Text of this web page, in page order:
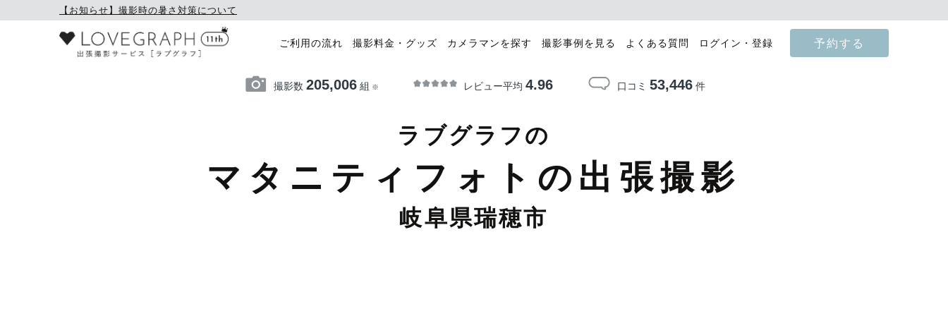
【お知らせ】撮影時の暑さ対策について
ご利用の流れ 撮影料金・グッズ カメラマンを探す 撮影事例を見る よくある質問 ログイン・登録 予約する
撮影数 205,006組 ※ レビュー平均 4.96 口コミ 53,446件
ラブグラフの
マタニティフォトの出張撮影
岐阜県瑞穂市